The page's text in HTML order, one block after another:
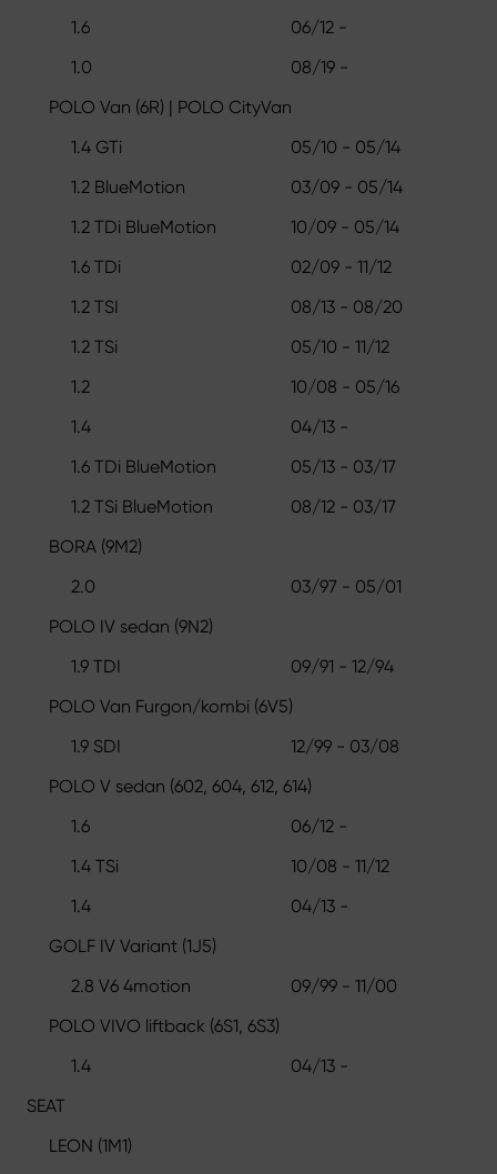
1.6
06/12 -
1.0
08/19 -
POLO Van (6R) | POLO CityVan
1.4 GTi
05/10 - 05/14
1.2 BlueMotion
03/09 - 05/14
1.2 TDi BlueMotion
10/09 - 05/14
1.6 TDi
02/09 - 11/12
1.2 TSI
08/13 - 08/20
1.2 TSi
05/10 - 11/12
1.2
10/08 - 05/16
1.4
04/13 -
1.6 TDi BlueMotion
05/13 - 03/17
1.2 TSi BlueMotion
08/12 - 03/17
BORA (9M2)
2.0
03/97 - 05/01
POLO IV sedan (9N2)
1.9 TDI
09/91 - 12/94
POLO Van Furgon/kombi (6V5)
1.9 SDI
12/99 - 03/08
POLO V sedan (602, 604, 612, 614)
1.6
06/12 -
1.4 TSi
10/08 - 11/12
1.4
04/13 -
GOLF IV Variant (1J5)
2.8 V6 4motion
09/99 - 11/00
POLO VIVO liftback (6S1, 6S3)
1.4
04/13 -
SEAT
LEON (1M1)